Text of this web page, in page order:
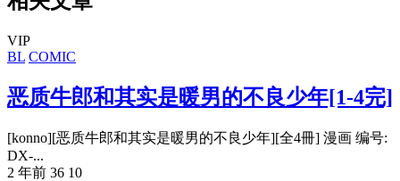
VIP
BL COMIC
恶质牛郎和其实是暖男的不良少年[1-4完]
[konno][恶质牛郎和其实是暖男的不良少年][全4冊] 漫画 编号:
DX-...
2 年前 36 10